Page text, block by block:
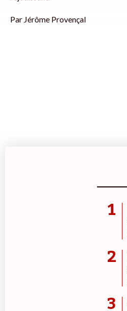
Par Jérôme Provençal
1
2
3